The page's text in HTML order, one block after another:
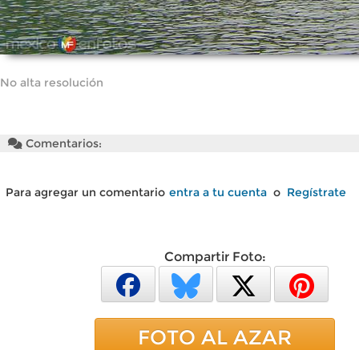
No alta resolución
Comentarios:
Para agregar un comentario entra a tu cuenta o Regístrate
Compartir Foto:
FOTO AL AZAR